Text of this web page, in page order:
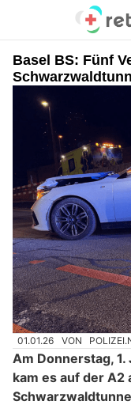
Basel BS: Fünf
01.01.26 VON
Am Donnerstag,
kam es auf der A2